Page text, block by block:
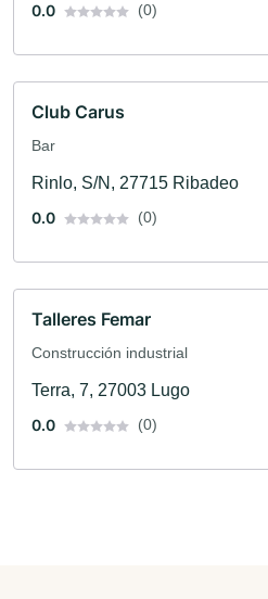
0.0
(0)
Club Carus
Bar
Rinlo, S/N, 27715 Ribadeo
0.0
(0)
Talleres Femar
Construcción industrial
Terra, 7, 27003 Lugo
0.0
(0)